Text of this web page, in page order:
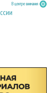
В центре внимания